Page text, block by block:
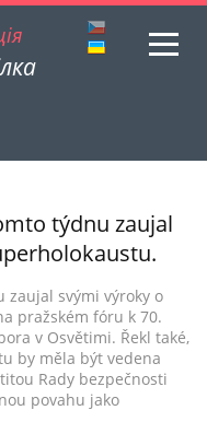
týdnu zaujal
zaujal svými výroky o
pražském fóru k 70.
v Osvětimi. Řekl také,
by měla být vedena
Rady bezpečnosti
povahu jako